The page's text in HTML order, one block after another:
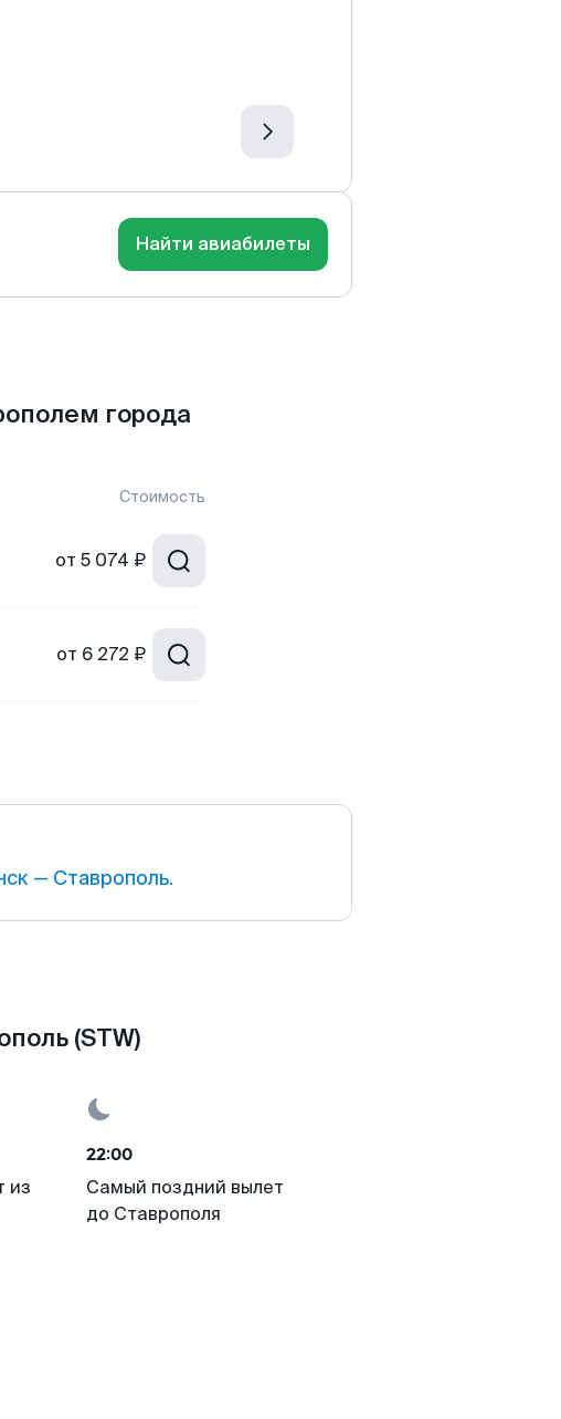
Найти авиабилеты
города
Стоимость
от 5 074 ₽
от 6 272 ₽
— Ставрополь.
(STW)
из
22:00
Самый поздний вылет
до Ставрополя